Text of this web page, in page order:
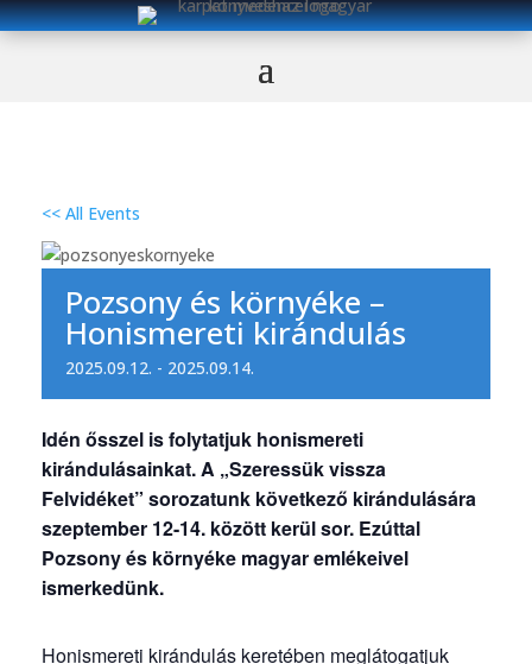
<< All Events
Pozsony és környéke –
Honismereti kirándulás
2025.09.12. - 2025.09.14.
Idén ősszel is folytatjuk honismereti
kirándulásainkat. A „Szeressük vissza
Felvidéket” sorozatunk következő kirándulására
szeptember 12-14. között kerül sor. Ezúttal
Pozsony és környéke magyar emlékeivel
ismerkedünk.
Honismereti kirándulás keretében meglátogatjuk